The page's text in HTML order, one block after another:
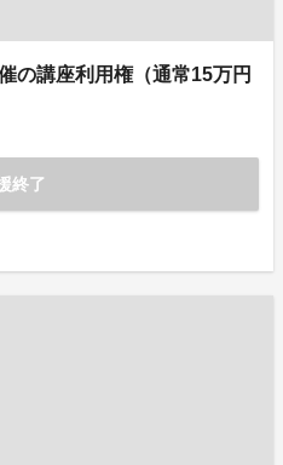
の講座利用権（通常15万円
終了